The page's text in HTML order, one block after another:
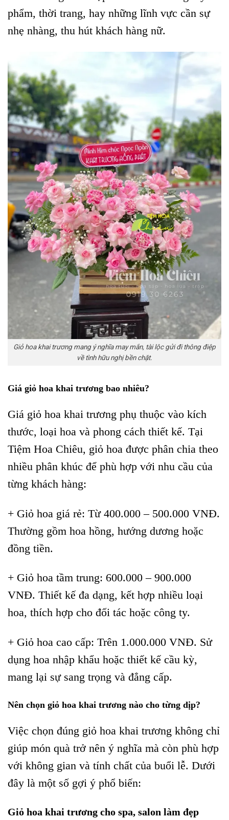
phẩm, thời trang, hay những lĩnh vực cần sự
nhẹ nhàng, thu hút khách hàng nữ.
Giỏ hoa khai trương mang ý nghĩa may mắn, tài lộc gửi đi thông điệp
về tình hữu nghị bền chặt.
Giá giỏ hoa khai trương bao nhiêu?
Giá giỏ hoa khai trương phụ thuộc vào kích
thước, loại hoa và phong cách thiết kế. Tại
Tiệm Hoa Chiêu, giỏ hoa được phân chia theo
nhiều phân khúc để phù hợp với nhu cầu của
từng khách hàng:
+ Giỏ hoa giá rẻ: Từ 400.000 – 500.000 VNĐ.
Thường gồm hoa hồng, hướng dương hoặc
đồng tiền.
+ Giỏ hoa tầm trung: 600.000 – 900.000
VNĐ. Thiết kế đa dạng, kết hợp nhiều loại
hoa, thích hợp cho đối tác hoặc công ty.
+ Giỏ hoa cao cấp: Trên 1.000.000 VNĐ. Sử
dụng hoa nhập khẩu hoặc thiết kế cầu kỳ,
mang lại sự sang trọng và đẳng cấp.
Nên chọn giỏ hoa khai trương nào cho từng dịp?
Việc chọn đúng giỏ hoa khai trương không chỉ
giúp món quà trở nên ý nghĩa mà còn phù hợp
với không gian và tính chất của buổi lễ. Dưới
đây là một số gợi ý phổ biến:
Giỏ hoa khai trương cho spa, salon làm đẹp